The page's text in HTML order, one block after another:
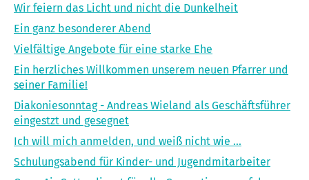
Wir feiern das Licht und nicht die Dunkelheit
Ein ganz besonderer Abend
Vielfältige Angebote für eine starke Ehe
Ein herzliches Willkommen unserem neuen Pfarrer und
seiner Familie!
Diakoniesonntag - Andreas Wieland als Geschäftsführer
eingestzt und gesegnet
Ich will mich anmelden, und weiß nicht wie ...
Schulungsabend für Kinder- und Jugendmitarbeiter